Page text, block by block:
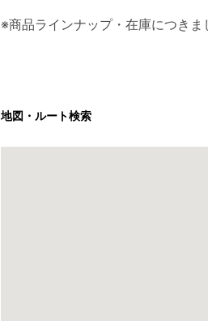
※商品ラインナップ・在庫につき
地図・ルート検索